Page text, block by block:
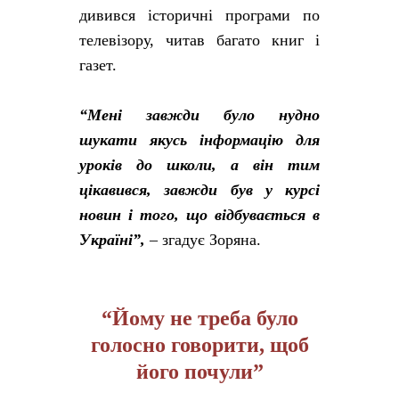
дивився історичні програми по
телевізору, читав багато книг і
газет.
“Мені завжди було нудно
шукати якусь інформацію для
уроків до школи, а він тим
цікавився, завжди був у курсі
новин і того, що відбувається в
Україні”,– згадує Зоряна.
“Йому не треба було
голосно говорити, щоб
його почули”